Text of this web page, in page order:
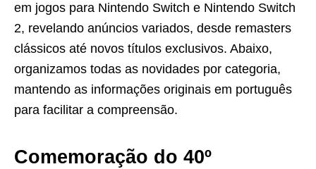
em jogos para Nintendo Switch e Nintendo Switch
2, revelando anúncios variados, desde remasters
clássicos até novos títulos exclusivos. Abaixo,
organizamos todas as novidades por categoria,
mantendo as informações originais em português
para facilitar a compreensão.
Comemoração do 40º